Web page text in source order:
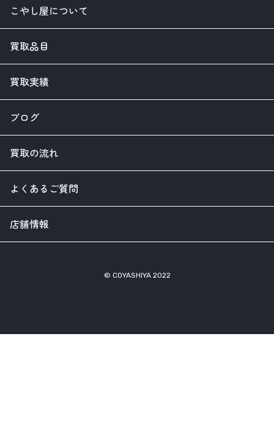
こやし屋について
買取品目
買取実績
ブログ
買取の流れ
よくあるご質問
店舗情報
© COYASHIYA 2022